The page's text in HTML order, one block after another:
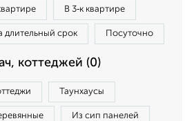
В 3‑к квартире
длительный срок Посуточно
коттеджей (0)
Таунхаусы
Из сип панелей